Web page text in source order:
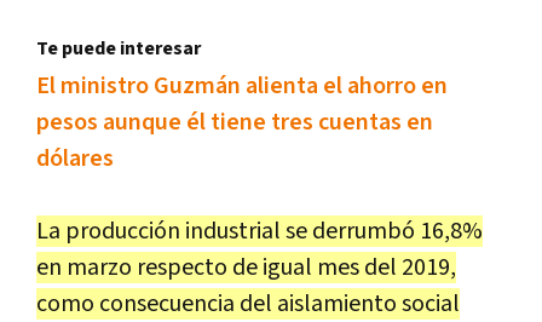
Te puede interesar
El ministro Guzmán alienta el ahorro en
pesos aunque él tiene tres cuentas en
dólares
La producción industrial se derrumbó 16,8%
en marzo respecto de igual mes del 2019,
como consecuencia del aislamiento social